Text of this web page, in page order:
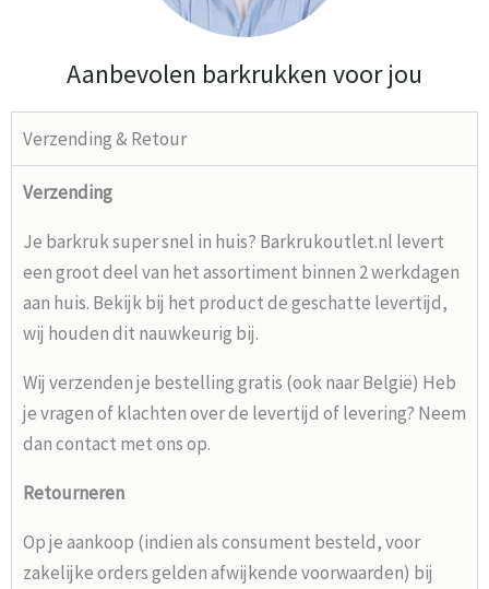
Aanbevolen barkrukken voor jou
Verzending & Retour
Verzending
Je barkruk super snel in huis? Barkrukoutlet.nl levert
een groot deel van het assortiment binnen 2 werkdagen
aan huis. Bekijk bij het product de geschatte levertijd,
wij houden dit nauwkeurig bij.
Wij verzenden je bestelling gratis (ook naar België) Heb
je vragen of klachten over de levertijd of levering? Neem
dan contact met ons op.
Retourneren
Op je aankoop (indien als consument besteld, voor
zakelijke orders gelden afwijkende voorwaarden) bij